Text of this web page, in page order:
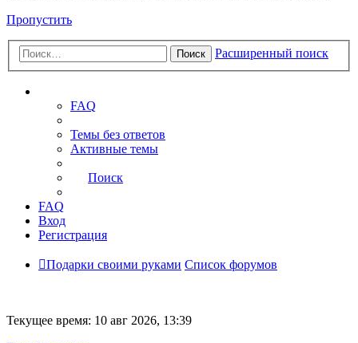
Пропустить
Поиск Расширенный поиск
FAQ
Темы без ответов
Активные темы
Поиск
FAQ
Вход
Регистрация
Подарки своими руками Список форумов
Текущее время: 10 авг 2026, 13:39